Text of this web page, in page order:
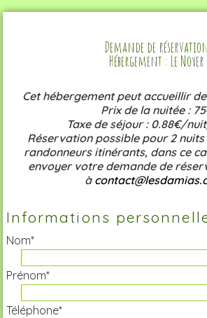
Demande de
Hébergement : Le Noyer
Cet hébergement peut accueillir
Prix de la nuitée :
Taxe de séjour : 0.88€/
Réservation possible pour 2
randonneurs itinérants, dans ce
envoyer votre demande de
à
Informations
Nom*
Prénom*
Téléphone*